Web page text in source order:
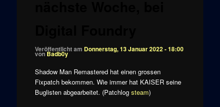
Veröffentlicht am Donnerstag, 13 Januar 2022 - 18:00
vonBadb0y
Shadow Man Remastered hat einen grossen
Fixpatch bekommen. Wie immer hat KAISER seine
Buglisten abgearbeitet. (Patchlog steam)